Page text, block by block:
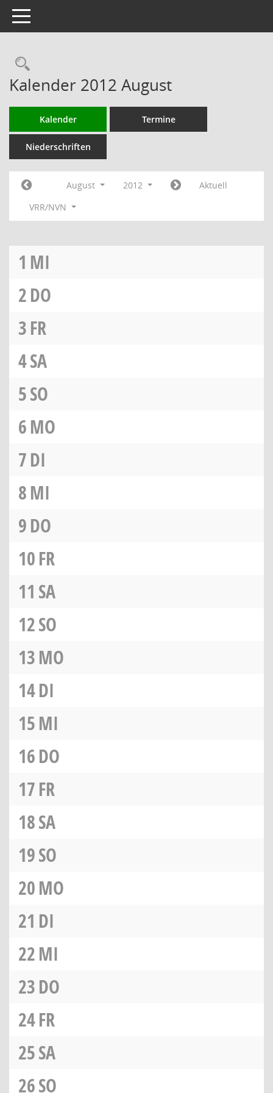
Toggle navigation
Rechercheauswahl
Kalender 2012 August
Kalender Termine
Niederschriften
August 2012
Aktuell
VRR/NVN
1 MI
2DO
3FR
4SA
5SO
6MO
7DI
8MI
9DO
10FR
11 SA
12SO
13MO
14DI
15MI
16DO
17FR
18SA
19SO
20MO
21 DI
22MI
23DO
24FR
25SA
26SO